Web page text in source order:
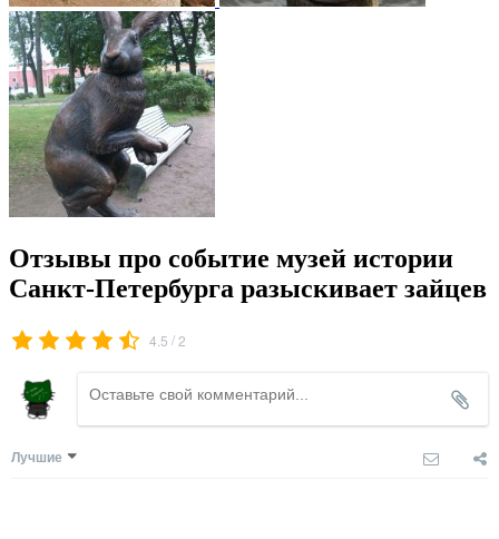
Отзывы про событие музей истории
Санкт-Петербурга разыскивает зайцев
4.5 /2
Лучшие